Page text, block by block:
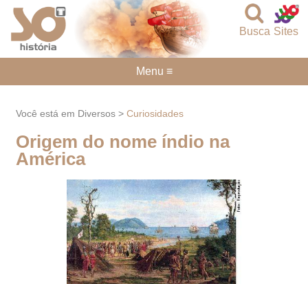
Sites
Busca
Você está em Diversos >Curiosidades
Origem do nome índio na
América